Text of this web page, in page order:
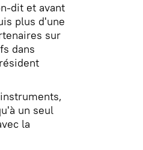
dit et avant
plus d'une
sur
dans
un seul
la